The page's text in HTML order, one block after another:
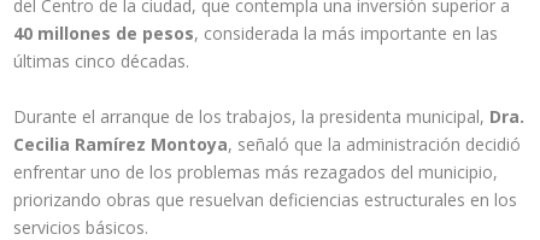
del Centro de la ciudad, que contempla una inversión superior a
40 millones de pesos, considerada la más importante en las
últimas cinco décadas.
Durante el arranque de los trabajos, la presidenta municipal, Dra.
Cecilia Ramírez Montoya, señaló que la administración decidió
enfrentar uno de los problemas más rezagados del municipio,
priorizando obras que resuelvan deficiencias estructurales en los
servicios básicos.